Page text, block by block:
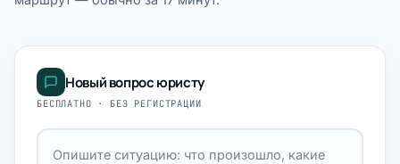
Новый вопрос юристу
БЕСПЛАТНО · БЕЗ РЕГИСТРАЦИИ